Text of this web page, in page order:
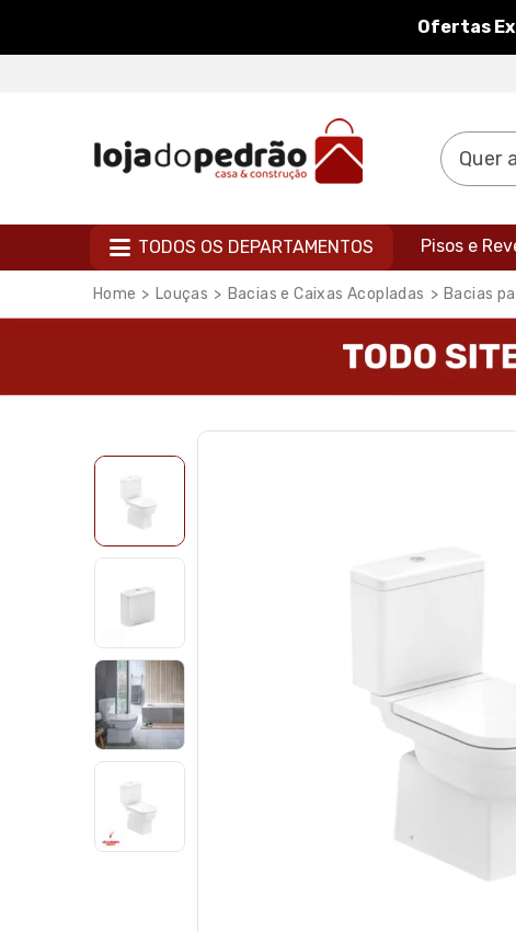
Ofertas
TODOS OS DEPARTAMENTOS Pisos e
Louças Bacias e Caixas Acopladas Bacias